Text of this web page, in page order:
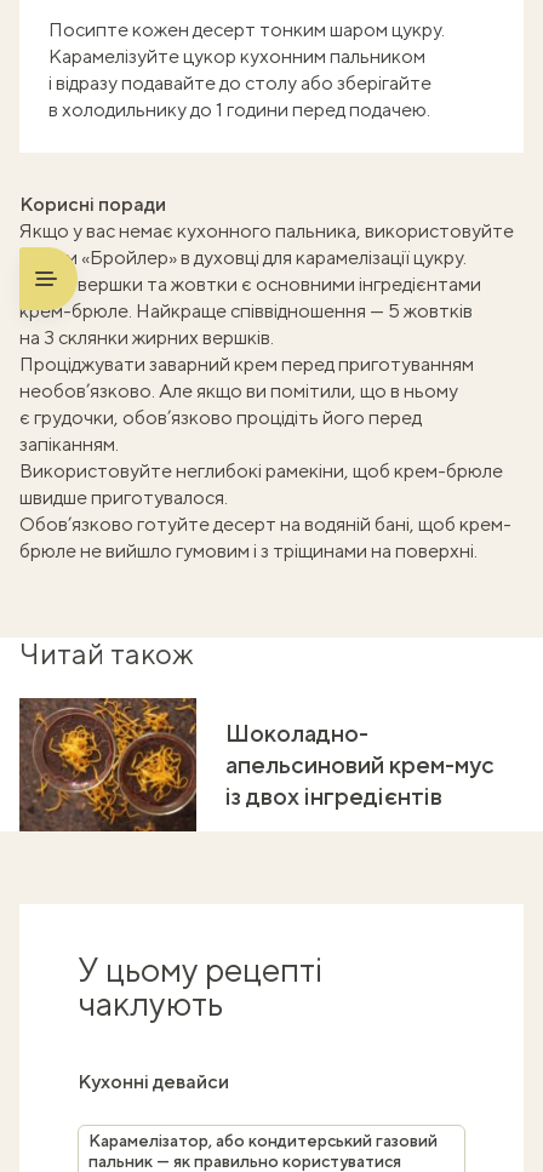
Посипте кожен десерт тонким шаром цукру.
Карамелізуйте цукор кухонним пальником
і відразу подавайте до столу або зберігайте
в холодильнику до 1 години перед подачею.
Корисні поради
Якщо у вас немає кухонного пальника, використовуйте
режим «Бройлер» в духовці для карамелізації цукру.
Жирні вершки та жовтки є основними інгредієнтами
крем-брюле. Найкраще співвідношення — 5 жовтків
на 3 склянки жирних вершків.
Проціджувати заварний крем перед приготуванням
необов’язково. Але якщо ви помітили, що в ньому
є грудочки, обов’язково процідіть його перед
запіканням.
Використовуйте неглибокі рамекіни, щоб крем-брюле
швидше приготувалося.
Обов’язково готуйте десерт на водяній бані, щоб крем-
брюле не вийшло гумовим і з тріщинами на поверхні.
Читай також
Шоколадно-
апельсиновий крем-мус
із двох інгредієнтів
У цьому рецепті
чаклують
Кухонні девайси
Карамелізатор, або кондитерський газовий
пальник — як правильно користуватися